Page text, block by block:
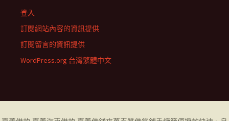
登入
訂閱網站內容的資訊提供
訂閱留言的資訊提供
WordPress.org 台灣繁體中文